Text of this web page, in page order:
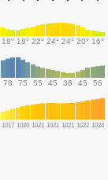
18° 18° 22° 24° 24° 20° 16°
78 75 55 45 36 45 56
1017 1020 1021 1021 1021 1022 1024